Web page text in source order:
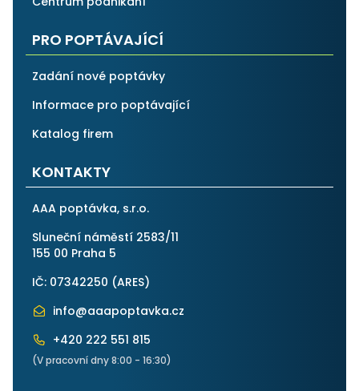
PRO POPTÁVAJÍCÍ
Zadání nové poptávky
Informace pro poptávající
Katalog firem
KONTAKTY
AAA poptávka, s.r.o.
Sluneční náměstí 2583/11
155 00 Praha 5
IČ: 07342250 (ARES)
info@aaapoptavka.cz
+420 222 551 815
(V pracovní dny 8:00 - 16:30)